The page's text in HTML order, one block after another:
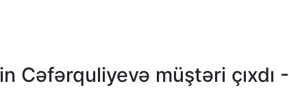
Cəfərquliyevə müştəri çıxdı -